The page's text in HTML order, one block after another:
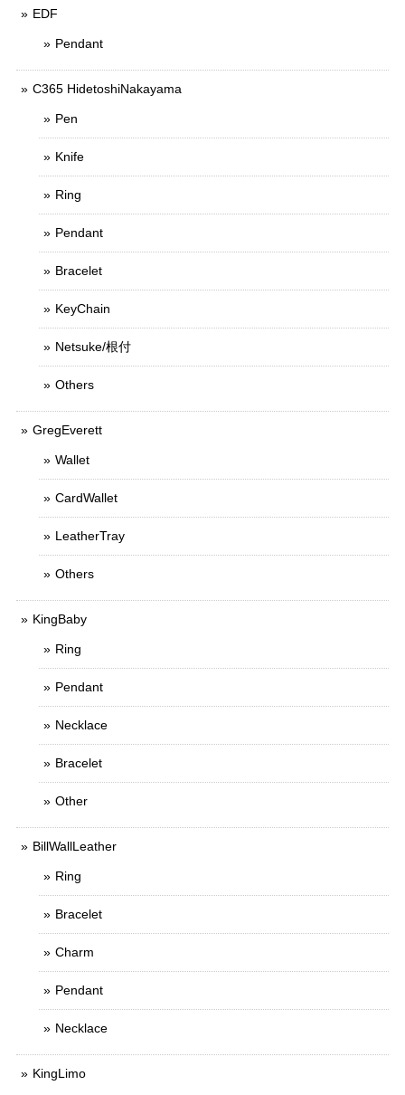
EDF
Pendant
C365 HidetoshiNakayama
Pen
Knife
Ring
Pendant
Bracelet
KeyChain
Netsuke/根付
Others
GregEverett
Wallet
CardWallet
LeatherTray
Others
KingBaby
Ring
Pendant
Necklace
Bracelet
Other
BillWallLeather
Ring
Bracelet
Charm
Pendant
Necklace
KingLimo